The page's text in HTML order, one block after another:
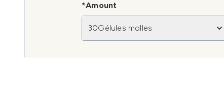
*Amount
30Gélules molles